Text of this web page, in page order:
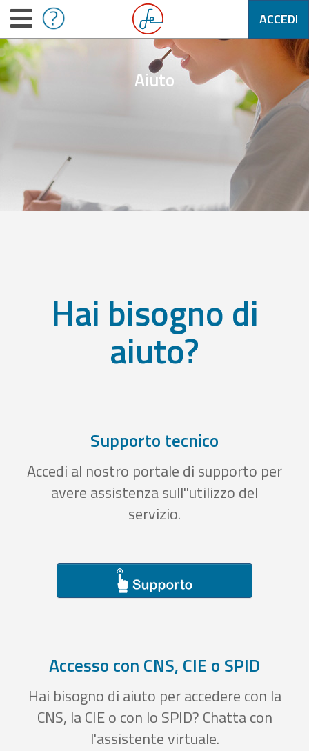
ACCEDI
Aiuto
Hai bisogno di
aiuto?
Supporto tecnico
Accedi al nostro portale di supporto per
avere assistenza sull''utilizzo del
servizio.
Accesso con CNS, CIE o SPID
Hai bisogno di aiuto per accedere con la
CNS, la CIE o con lo SPID? Chatta con
l'assistente virtuale.